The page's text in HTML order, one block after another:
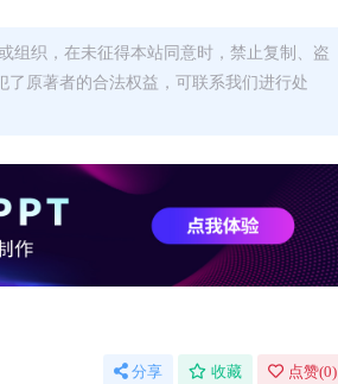
组织，在未征得本站同意时，禁止复制、盗
原著者的合法权益，可联系我们进行处
分享 收藏 点赞(0)